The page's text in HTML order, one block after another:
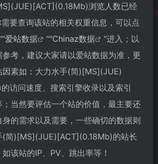
浏览人数已经
要查询该站的相关权重信息，可以点
""爱站数据 ""Chinaz数据
"进入；以
参考，建议大家请以爱站数据为准，更
因素如：大力水手(简)[MS](JUE)
访问速度、搜索引擎收录以及索引
当然要评估一个站的价值，最主要还
的需求以及需要，一些确切的数据则
(简)[MS](JUE)[ACT](0.18Mb)的站长
该站的IP、PV、跳出率等！